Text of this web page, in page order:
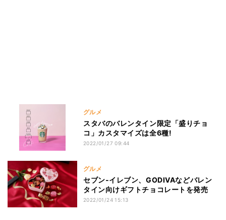
グルメ
スタバのバレンタイン限定「盛りチョ
コ」カスタマイズは全6種!
2022/01/27 09:44
グルメ
セブン‐イレブン、GODIVAなどバレン
タイン向けギフトチョコレートを発売
2022/01/24 15:13